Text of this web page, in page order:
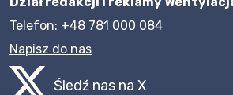
Telefon: +48 781 000 084
Napisz do nas
Śledź nas na X